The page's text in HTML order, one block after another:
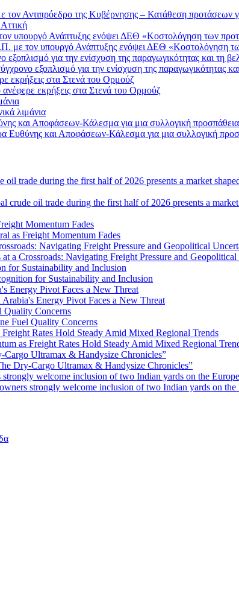
Αντιπρόεδρο της Κυβέρνησης – Κατάθεση προτάσεων
με τον υπουργό Ανάπτυξης ενόψει ΔΕΘ «Κοστολόγηση
εξοπλισμό για την ενίσχυση της παραγωγικότητας
εκρήξεις στα Στενά του Ορμούζ
λιμάνια
Ευθύνης και Αποφάσεων-Κάλεσμα για μια συλλογική
crude oil trade during the first half of 2026 presents a
as Freight Momentum Fades
a Crossroads: Navigating Freight Pressure and
for Sustainability and Inclusion
Energy Pivot Faces a New Threat
Fuel Quality Concerns
as Freight Rates Hold Steady Amid Mixed Regional
Dry‑Cargo Ultramax & Handysize Chronicles”
strongly welcome inclusion of two Indian yards on the